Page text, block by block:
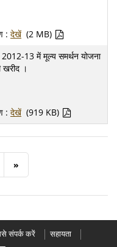
: देखें (2 MB)
13 में मूल्य समर्थन योजना
खरीद ।
: देखें (919 KB)
»
संपर्क करें
सहायता